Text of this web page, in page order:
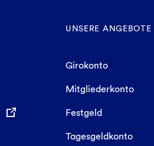
UNSERE ANGEBOTE
Girokonto
Mitgliederkonto
Festgeld
Tagesgeldkonto